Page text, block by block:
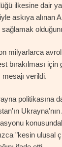
ilkesine dair
askıya alınan
milyarlarca
bırakılması için
mesajı verildi.
politikasına
"kesin ulusal